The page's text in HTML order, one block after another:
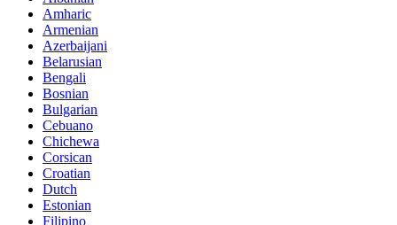
Amharic
Armenian
Azerbaijani
Belarusian
Bengali
Bosnian
Bulgarian
Cebuano
Chichewa
Corsican
Croatian
Dutch
Estonian
Filipino